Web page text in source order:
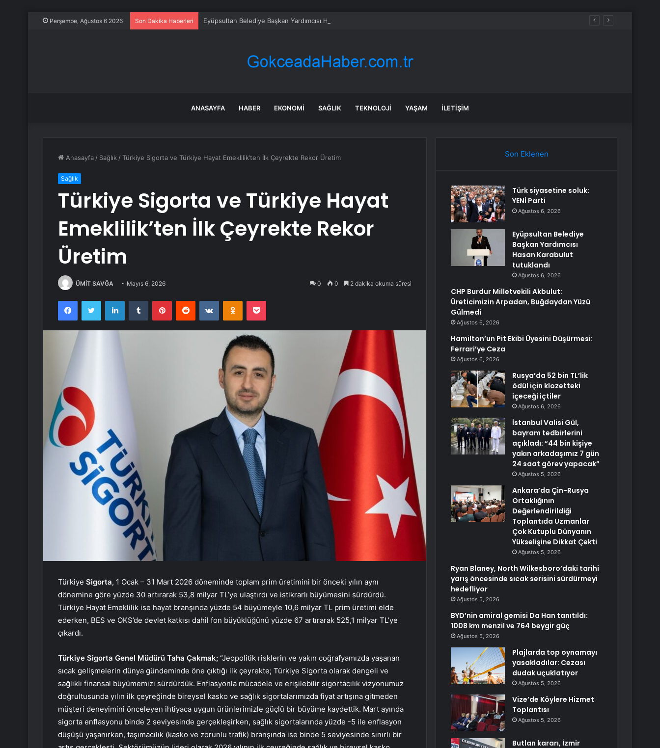
Perşembe, Ağustos 6 2026 Son Dakika Haberleri Eyüpsultan Belediye Başkan Yardımcısı Hasan Karabulut tutuklandı
ANASAYFA HABER EKONOMI SAĞLIK TEKNOLOJI YAŞAM İLETIŞIM
Anasayfa / Sağlık /Türkiye Sigorta ve Türkiye Hayat Emeklilik’ten İlk Çeyrekte Rekor Üretim
Sağlık
Türkiye Sigorta ve Türkiye Hayat
Emeklilik’ten İlk Çeyrekte Rekor
Üretim
ÜMİT SAVĞA Mayıs 6, 2026 0 0 2 dakika okuma süresi
FacebookTwitter LinkedInTumblr PinterestReddit VKontakteOdnoklassniki
Pocket
Türkiye Sigorta, 1 Ocak – 31 Mart 2026 döneminde toplam prim üretimini bir önceki yılın aynı
dönemine göre yüzde 30 artırarak 53,8 milyar TL’ye ulaştırdı ve istikrarlı büyümesini sürdürdü.
Türkiye Hayat Emeklilik ise hayat branşında yüzde 54 büyümeyle 10,6 milyar TL prim üretimi elde
ederken, BES ve OKS’de devlet katkısı dahil fon büyüklüğünü yüzde 67 artırarak 525,1 milyar TL’ye
çıkardı.
Türkiye Sigorta Genel Müdürü Taha Çakmak; “Jeopolitik risklerin ve yakın coğrafyamızda yaşanan
sıcak gelişmelerin dünya gündeminde öne çıktığı ilk çeyrekte; Türkiye Sigorta olarak dengeli ve
sağlıklı finansal büyümemizi sürdürdük. Enflasyonla mücadele ve erişilebilir sigortacılık vizyonumuz
doğrultusunda yılın ilk çeyreğinde bireysel kasko ve sağlık sigortalarımızda fiyat artışına gitmeden
müşteri deneyimini önceleyen ihtiyaca uygun ürünlerimizle güçlü bir büyüme kaydettik. Mart ayında
sigorta enflasyonu binde 2 seviyesinde gerçekleşirken, sağlık sigortalarında yüzde -5 ile enflasyon
düşüşü yaşanırken, taşımacılık (kasko ve zorunlu trafik) branşında ise binde 5 seviyesinde sınırlı bir
Son Eklenen
Türk siyasetine soluk:
YENİ Parti
Ağustos 6, 2026
Eyüpsultan Belediye
Başkan Yardımcısı
Hasan Karabulut
tutuklandı
Ağustos 6, 2026
CHP Burdur Milletvekili Akbulut:
Üreticimizin Arpadan, Buğdaydan Yüzü
Gülmedi
Ağustos 6, 2026
Hamilton’un Pit Ekibi Üyesini Düşürmesi:
Ferrari’ye Ceza
Ağustos 6, 2026
Rusya’da 52 bin TL’lik
ödül için klozetteki
içeceği içtiler
Ağustos 6, 2026
İstanbul Valisi Gül,
bayram tedbirlerini
açıkladı: “44 bin kişiye
yakın arkadaşımız 7 gün
24 saat görev yapacak”
Ağustos 5, 2026
Ankara’da Çin-Rusya
Ortaklığının
Değerlendirildiği
Toplantıda Uzmanlar
Çok Kutuplu Dünyanın
Yükselişine Dikkat Çekti
Ağustos 5, 2026
Ryan Blaney, North Wilkesboro’daki tarihi
yarış öncesinde sıcak serisini sürdürmeyi
hedefliyor
Ağustos 5, 2026
BYD’nin amiral gemisi Da Han tanıtıldı:
1008 km menzil ve 764 beygir güç
Ağustos 5, 2026
Plajlarda top oynamayı
yasakladılar: Cezası
dudak uçuklatıyor
Ağustos 5, 2026
Vize’de Köylere Hizmet
Toplantısı
Ağustos 5, 2026
Butlan kararı, İzmir